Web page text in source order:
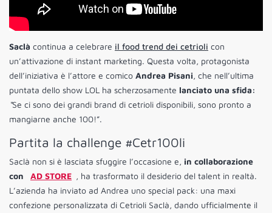
Saclà continua a celebrare il food trend dei cetrioli con
un’attivazione di instant marketing. Questa volta, protagonista
dell’iniziativa è l’attore e comico Andrea Pisani, che nell’ultima
puntata dello show LOL ha scherzosamente lanciato una sfida:
“Se ci sono dei grandi brand di cetrioli disponibili, sono pronto a
mangiarne anche 100!”.
Partita la challenge #Cetr100li
Saclà non si è lasciata sfuggire l’occasione e, in collaborazione
con
AD STORE , ha trasformato il desiderio del talent in realtà.
L’azienda ha inviato ad Andrea uno special pack: una maxi
confezione personalizzata di Cetrioli Saclà, dando ufficialmente il